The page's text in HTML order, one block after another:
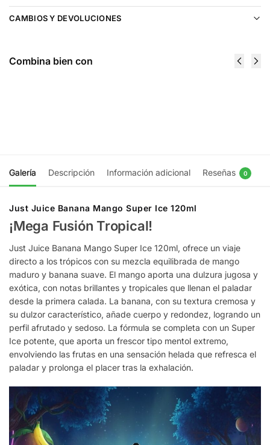
CAMBIOS Y DEVOLUCIONES
Combina bien con
Galería Descripción Información adicional Reseñas 0
Just Juice Banana Mango Super Ice 120ml
¡Mega Fusión Tropical!
Just Juice Banana Mango Super Ice 120ml, ofrece un viaje
directo a los trópicos con su mezcla equilibrada de mango
maduro y banana suave. El mango aporta una dulzura jugosa y
exótica, con notas brillantes y tropicales que llenan el paladar
desde la primera calada. La banana, con su textura cremosa y
su dulzor característico, añade cuerpo y redondez, logrando un
perfil afrutado y sedoso. La fórmula se completa con un Super
Ice potente, que aporta un frescor tipo mentol extremo,
envolviendo las frutas en una sensación helada que refresca el
paladar y prolonga el placer tras la exhalación.